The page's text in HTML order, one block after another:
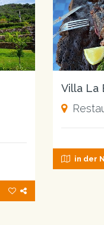
Villa La
in der